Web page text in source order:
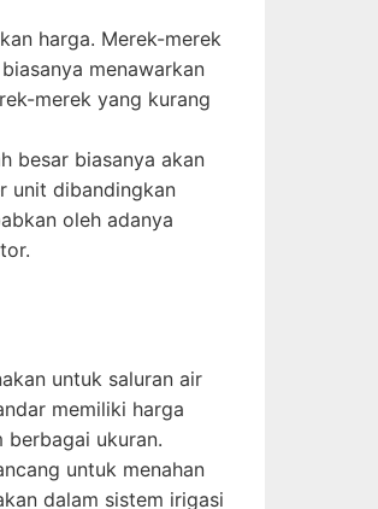
harga. Merek-merek
menawarkan
merek yang kurang
besar biasanya akan
unit dibandingkan
oleh adanya
untuk saluran air
memiliki harga
ukuran.
untuk menahan
dalam sistem irigasi